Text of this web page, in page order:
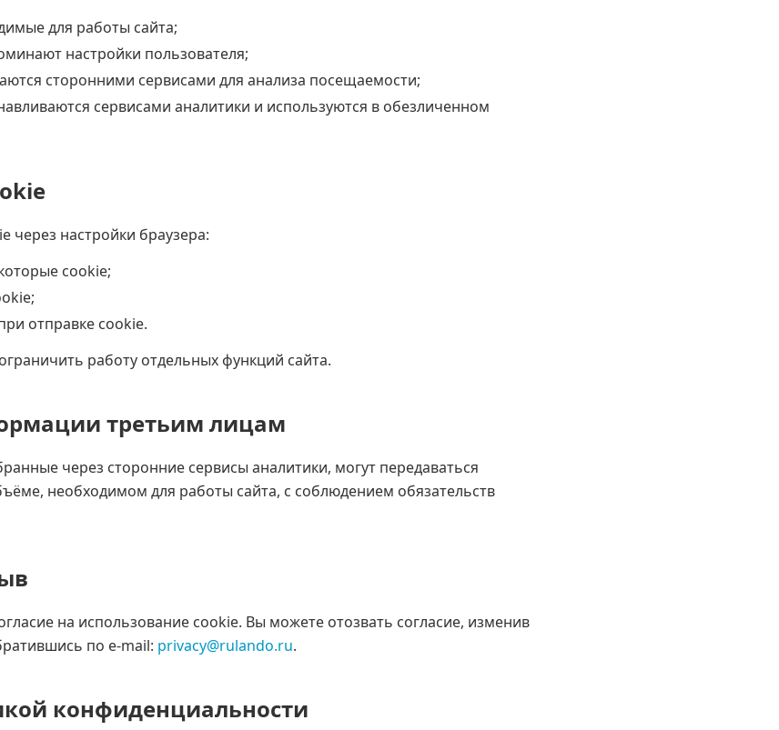
для работы сайта;
настройки пользователя;
сторонними сервисами для анализа посещаемости;
сервисами аналитики и используются в обезличенном
через настройки браузера:
cookie;
отправке cookie.
работу отдельных функций сайта.
третьим лицам
через сторонние сервисы аналитики, могут передаваться
необходимом для работы сайта, с соблюдением обязательств
на использование cookie. Вы можете отозвать согласие, изменив
по e-mail: privacy@rulando.ru.
конфиденциальности